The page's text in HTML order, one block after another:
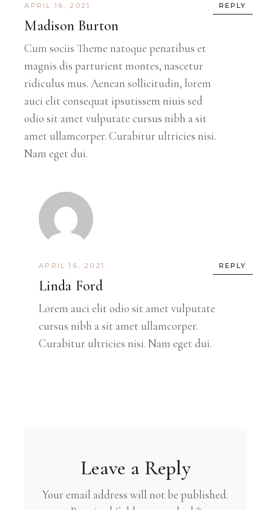
APRIL 16, 2021
Madison Burton
Cum sociis Theme natoque penatibus et
magnis dis parturient montes, nascetur
ridiculus mus. Aenean sollicitudin, lorem
auci elit consequat ipsutissem niuis sed
odio sit amet vulputate cursus nibh a sit
amet ullamcorper. Curabitur ultricies nisi.
Nam eget dui.
REPLY
APRIL 16, 2021
Linda Ford
Lorem auci elit odio sit amet vulputate
cursus nibh a sit amet ullamcorper.
Curabitur ultricies nisi. Nam eget dui.
REPLY
Leave a Reply
Your email address will not be published.